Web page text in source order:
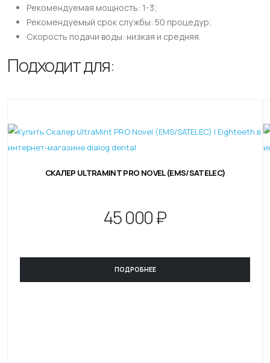
Рекомендуемая мощность: 1-3;
Рекомендуемый срок службы: 50 процедур;
Скорость подачи воды: низкая и средняя.
Подходит для:
СКАЛЕР ULTRAMINT PRO NOVEL (EMS/SATELEC)
45000 ₽
ПОДРОБНЕЕ